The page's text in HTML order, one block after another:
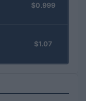
$0.999
$1.07